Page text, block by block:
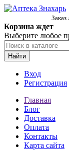
Корзина ждет
Выберите любое
Найти
Вход
Регистрация
Главная
Блог
Доставка
Оплата
Контакты
Карта сайта